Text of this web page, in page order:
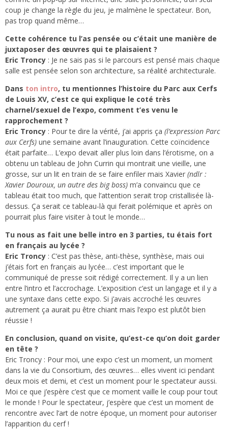
coup je change la règle du jeu, je malmène le spectateur. Bon,
pas trop quand même…
Cette cohérence tu l’as pensée ou c’était une manière de
juxtaposer des œuvres qui te plaisaient ?
Eric Troncy : Je ne sais pas si le parcours est pensé mais chaque
salle est pensée selon son architecture, sa réalité architecturale.
Dans ton intro, tu mentionnes l’histoire du Parc aux Cerfs
de Louis XV, c’est ce qui explique le coté très
charnel/sexuel de l’expo, comment t’es venu le
rapprochement ?
Eric Troncy : Pour te dire la vérité, j’ai appris ça (l’expression Parc
aux Cerfs) une semaine avant l’inauguration. Cette coïncidence
était parfaite… L’expo devait aller plus loin dans l’érotisme, on a
obtenu un tableau de John Currin qui montrait une vieille, une
grosse, sur un lit en train de se faire enfiler mais Xavier (ndlr :
Xavier Douroux, un autre des big boss) m’a convaincu que ce
tableau était too much, que l’attention serait trop cristallisée là-
dessus. Ça serait ce tableau-là qui ferait polémique et après on
pourrait plus faire visiter à tout le monde…
Tu nous as fait une belle intro en 3 parties, tu étais fort
en français au lycée ?
Eric Troncy : C’est pas thèse, anti-thèse, synthèse, mais oui
j’étais fort en français au lycée… c’est important que le
communiqué de presse soit rédigé correctement. Il y a un lien
entre l’intro et l’accrochage. L’exposition c’est un langage et il y a
une syntaxe dans cette expo. Si j’avais accroché les œuvres
autrement ça aurait pu être chiant mais l’expo est plutôt bien
réussie !
En conclusion, quand on visite, qu’est-ce qu’on doit garder
en tête ?
Eric Troncy : Pour moi, une expo c’est un moment, un moment
dans la vie du Consortium, des œuvres… elles vivent ici pendant
deux mois et demi, et c’est un moment pour le spectateur aussi.
Moi ce que j’espère c’est que ce moment vaille le coup pour tout
le monde ! Pour le spectateur, j’espère que c’est un moment de
rencontre avec l’art de notre époque, un moment pour autoriser
l’apparition du cerf !